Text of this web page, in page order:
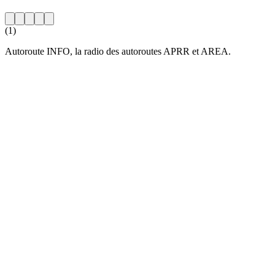
(1)
Autoroute INFO, la radio des autoroutes APRR et AREA.